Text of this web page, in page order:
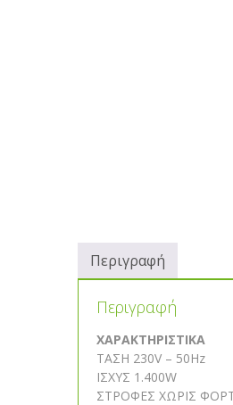
Περιγραφή
Περιγραφή
ΧΑΡΑΚΤΗΡΙΣΤΙΚΑ
ΤΑΣΗ 230V – 50Hz
ΙΣΧΥΣ 1.400W
ΣΤΡΟΦΕΣ ΧΩΡΙΣ